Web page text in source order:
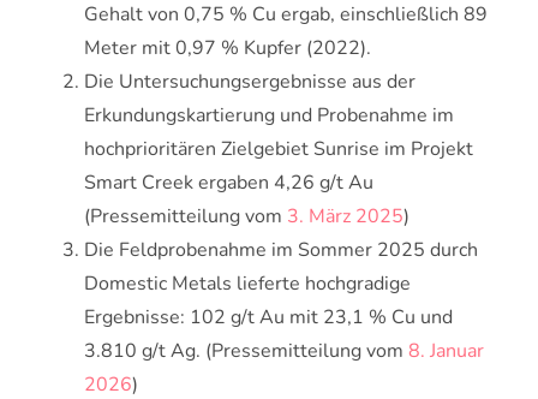
Gehalt von 0,75 % Cu ergab, einschließlich 89
Meter mit 0,97 % Kupfer (2022).
Die Untersuchungsergebnisse aus der
Erkundungskartierung und Probenahme im
hochprioritären Zielgebiet Sunrise im Projekt
Smart Creek ergaben 4,26 g/t Au
(Pressemitteilung vom 3. März 2025)
Die Feldprobenahme im Sommer 2025 durch
Domestic Metals lieferte hochgradige
Ergebnisse: 102 g/t Au mit 23,1 % Cu und
3.810 g/t Ag. (Pressemitteilung vom 8. Januar
2026)